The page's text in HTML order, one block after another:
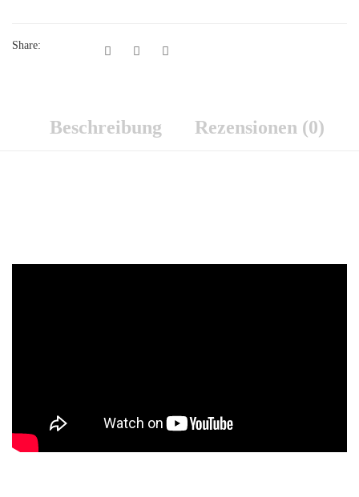
Share:
Beschreibung Rezensionen (0)